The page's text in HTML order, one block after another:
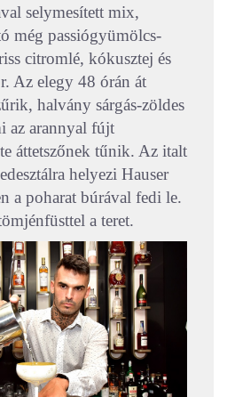
selymesített mix,
még passiógyümölcs-
citromlé, kókusztej és
Az elegy 48 órán át
halvány sárgás-zöldes
az arannyal fújt
áttetszőnek tűnik. Az italt
helyezi Hauser
a poharat búrával fedi le.
a teret.